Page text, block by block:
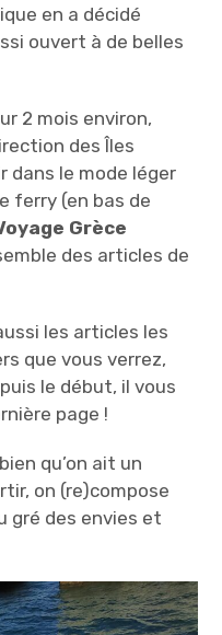
en a décidé
ouvert à de belles
2 mois environ,
des Îles
dans le mode léger
ferry (en bas de
Grèce
des articles de
les articles les
que vous verrez,
le début, il vous
page !
qu’on ait un
on (re)compose
gré des envies et